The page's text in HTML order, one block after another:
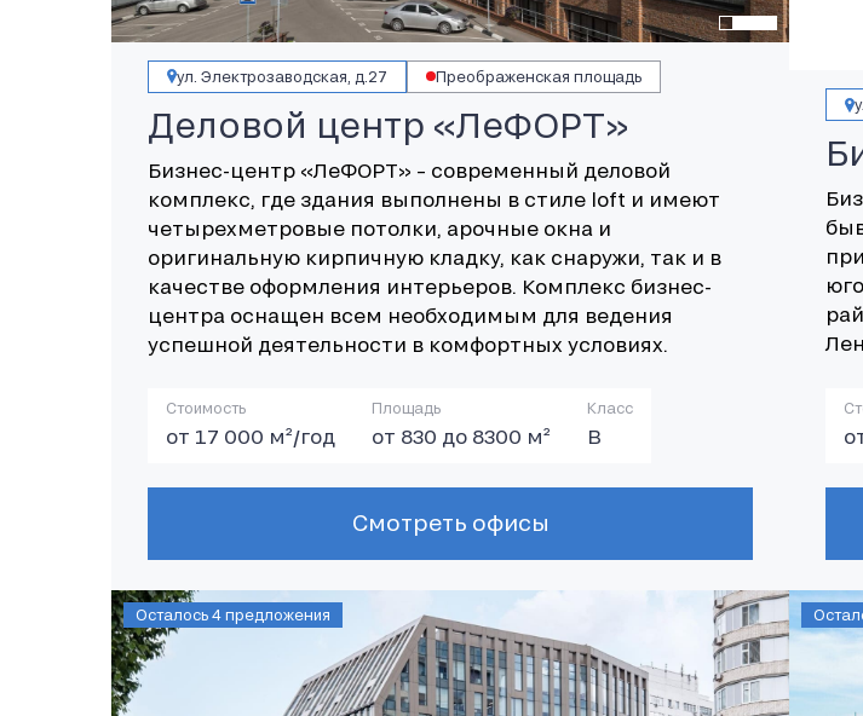
ул. Электрозаводская, д.27 Преображенская площадь
Деловой центр «ЛеФОРТ»
Бизнес-центр «ЛеФОРТ» – современный деловой
комплекс, где здания выполнены в стиле loft и имеют
четырехметровые потолки, арочные окна и
оригинальную кирпичную кладку, как снаружи, так и в
качестве оформления интерьеров. Комплекс бизнес-
центра оснащен всем необходимым для ведения
успешной деятельности в комфортных условиях.
Стоимость
от 17 000 м²/год
Площадь
от 830 до 8300 м²
Класс
В
Осталось 4 предложения